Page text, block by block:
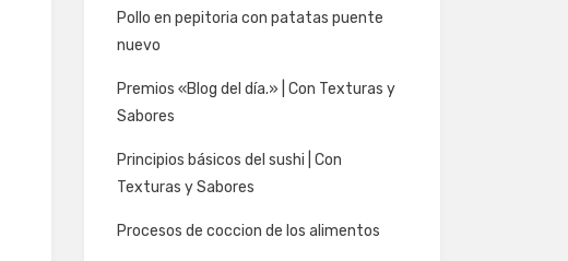
Pollo en pepitoria con patatas puente
nuevo
Premios «Blog del día.» | Con Texturas y
Sabores
Principios básicos del sushi | Con
Texturas y Sabores
Procesos de coccion de los alimentos